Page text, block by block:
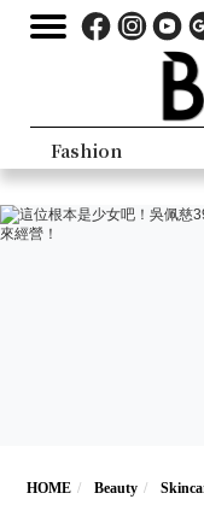
Fashion
HOME Beauty